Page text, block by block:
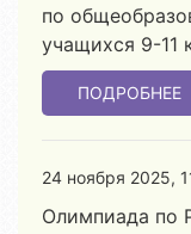
по
учащихся 9-11
ПОДРОБНЕЕ
24 ноября 2025,
Олимпиада по